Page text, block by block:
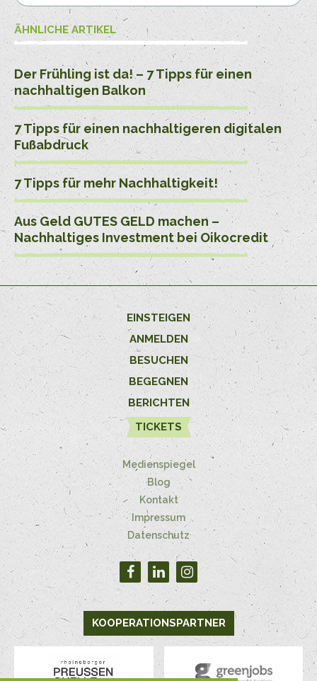
ÄHNLICHE ARTIKEL
Der Frühling ist da! – 7 Tipps für einen
nachhaltigen Balkon
7 Tipps für einen nachhaltigeren digitalen
Fußabdruck
7 Tipps für mehr Nachhaltigkeit!
Aus Geld GUTES GELD machen –
Nachhaltiges Investment bei Oikocredit
EINSTEIGEN
ANMELDEN
BESUCHEN
BEGEGNEN
BERICHTEN
TICKETS
Medienspiegel
Blog
Kontakt
Impressum
Datenschutz
KOOPERATIONSPARTNER